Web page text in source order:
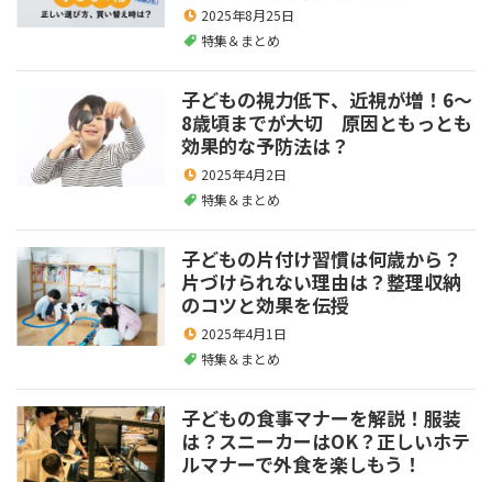
2025年8月25日
特集＆まとめ
子どもの視力低下、近視が増！6～
8歳頃までが大切 原因ともっとも
効果的な予防法は？
2025年4月2日
特集＆まとめ
子どもの片付け習慣は何歳から？
片づけられない理由は？整理収納
のコツと効果を伝授
2025年4月1日
特集＆まとめ
子どもの食事マナーを解説！服装
は？スニーカーはOK？正しいホテ
ルマナーで外食を楽しもう！